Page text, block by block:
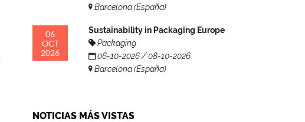
Barcelona (España)
06
OCT
2026
Sustainability in Packaging Europe
Packaging
06-10-2026 / 08-10-2026
Barcelona (España)
NOTICIAS MÁS VISTAS